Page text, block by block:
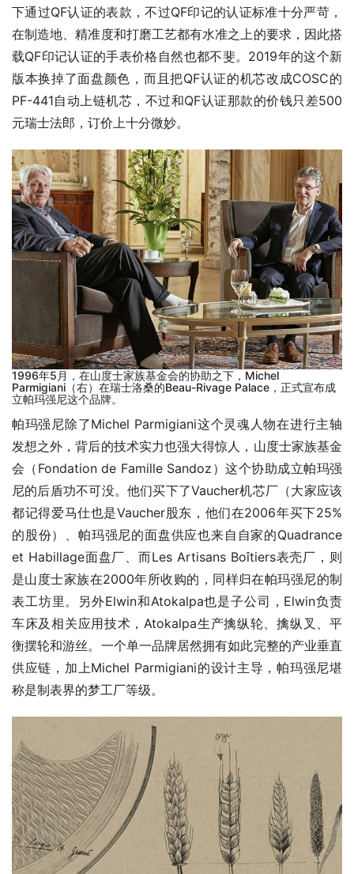
下通过QF认证的表款，不过QF印记的认证标准十分严苛，
在制造地、精准度和打磨工艺都有水准之上的要求，因此搭
载QF印记认证的手表价格自然也都不斐。2019年的这个新
版本换掉了面盘颜色，而且把QF认证的机芯改成COSC的
PF-441自动上链机芯，不过和QF认证那款的价钱只差500
元瑞士法郎，订价上十分微妙。
1996年5月，在山度士家族基金会的协助之下，Michel
Parmigiani（右）在瑞士洛桑的Beau-Rivage Palace，正式宣布成
立帕玛强尼这个品牌。
帕玛强尼除了Michel Parmigiani这个灵魂人物在进行主轴
发想之外，背后的技术实力也强大得惊人，山度士家族基金
会（Fondation de Famille Sandoz）这个协助成立帕玛强
尼的后盾功不可没。他们买下了Vaucher机芯厂（大家应该
都记得爱马仕也是Vaucher股东，他们在2006年买下25%
的股份）、帕玛强尼的面盘供应也来自自家的Quadrance
et Habillage面盘厂、而Les Artisans Boîtiers表壳厂，则
是山度士家族在2000年所收购的，同样归在帕玛强尼的制
表工坊里。另外Elwin和Atokalpa也是子公司，Elwin负责
车床及相关应用技术，Atokalpa生产擒纵轮、擒纵叉、平
衡摆轮和游丝。一个单一品牌居然拥有如此完整的产业垂直
供应链，加上Michel Parmigiani的设计主导，帕玛强尼堪
称是制表界的梦工厂等级。